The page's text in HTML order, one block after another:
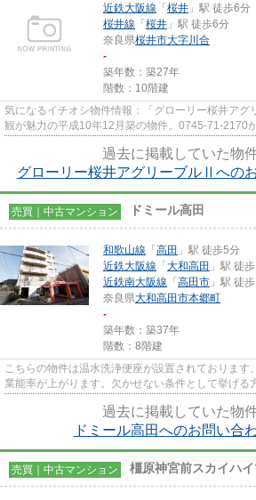
近鉄大阪線 「 桜井 」駅 徒歩6分
桜井線 「 桜井 」駅 徒歩6分
奈良県桜井市大字川合
-
築年数：築27年
階数：10階建
気になるイチオシ物件情報：「グローリー桜井ア
観が魅力の平成10年12月築の物件。0745-71-2170
過去に掲載していた物件
グローリー桜井アグリーブルⅡへの
売買｜中古マンション ドミール高田
和歌山線 「 高田 」駅 徒歩5分
近鉄大阪線 「 大和高田 」駅 徒
近鉄南大阪線 「 高田市 」駅 徒
奈良県大和高田市本郷町
-
築年数：築37年
階数：8階建
こちらの物件は温水洗浄便座が設置されております
業能率が上がります。欠かせない条件として挙げる
過去に掲載していた物件
ドミール高田へのお問い合
売買｜中古マンション 橿原神宮前スカイハイ